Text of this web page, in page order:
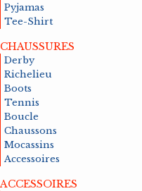
Outwear
Mocassins
Chapeaux
High Tech
Pyjamas
Tee-Shirt
CHAUSSURES
Derby
Richelieu
Boots
Tennis
Boucle
Chaussons
Mocassins
Accessoires
ACCESSOIRES